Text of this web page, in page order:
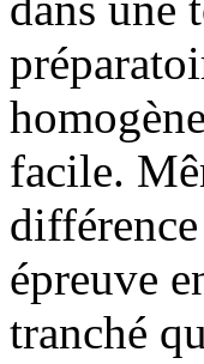
facile.
épreuve
tranché